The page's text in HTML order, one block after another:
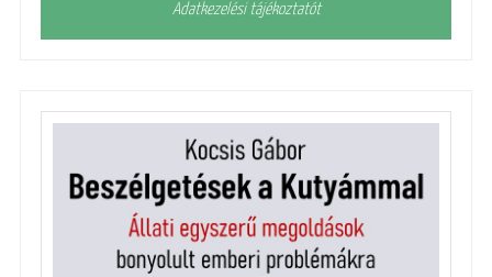
Adatkezelési tájékoztatót